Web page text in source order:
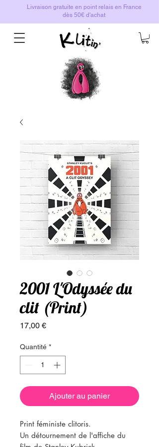
Livraison gratuite en point relais en France
dès 50€ d'achat
2001 L'Odyssée du
clit (Print)
17,00 €Prix
Quantité *
Ajouter au panier
Print féministe clitoris.
Un détournement de l'affiche du